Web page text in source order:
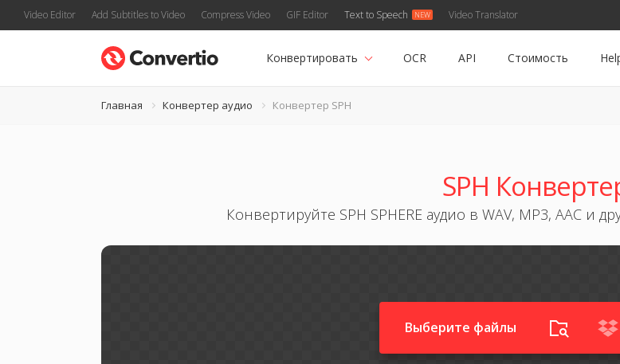
Video Editor Add Subtitles to Video Compress Video GIF Editor Text to Speech Video Translator
Конвертировать OCR API Стоимость
Главная Конвертер аудио Конвертер SPH
SPH
Конвертируйте SPH SPHERE аудио в WAV, MP3, AAC и
Выберите файлы